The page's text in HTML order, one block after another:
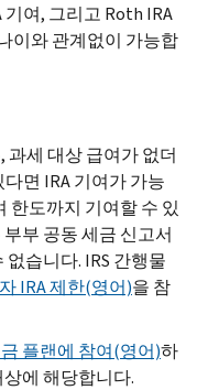
여, 그리고 Roth IRA
이와 관계없이 가능합
과세 대상 급여가 없더
면 IRA 기여가 가능
한도까지 기여할 수 있
부 공동 세금 신고서
습니다. IRS 간행물
IRA 제한(영어)을 참
플랜에 참여(영어)하
에 해당합니다.